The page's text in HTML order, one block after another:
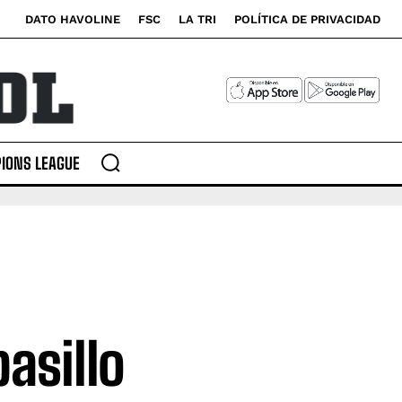
DATO HAVOLINE FSC LA TRI POLÍTICA DE PRIVACIDAD
LEAGUE